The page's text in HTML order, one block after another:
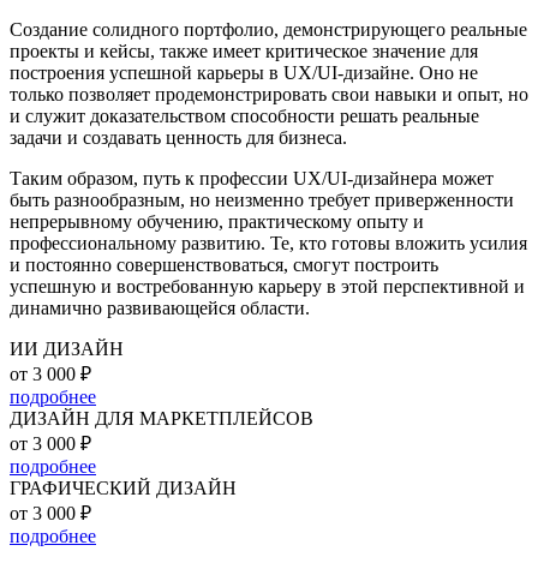
Создание солидного портфолио, демонстрирующего реальные
проекты и кейсы, также имеет критическое значение для
построения успешной карьеры в UX/UI-дизайне. Оно не
только позволяет продемонстрировать свои навыки и опыт, но
и служит доказательством способности решать реальные
задачи и создавать ценность для бизнеса.
Таким образом, путь к профессии UX/UI-дизайнера может
быть разнообразным, но неизменно требует приверженности
непрерывному обучению, практическому опыту и
профессиональному развитию. Те, кто готовы вложить усилия
и постоянно совершенствоваться, смогут построить
успешную и востребованную карьеру в этой перспективной и
динамично развивающейся области.
ИИ ДИЗАЙН
от 3 000 ₽
подробнее
ДИЗАЙН ДЛЯ МАРКЕТПЛЕЙСОВ
от 3 000 ₽
подробнее
ГРАФИЧЕСКИЙ ДИЗАЙН
от 3 000 ₽
подробнее